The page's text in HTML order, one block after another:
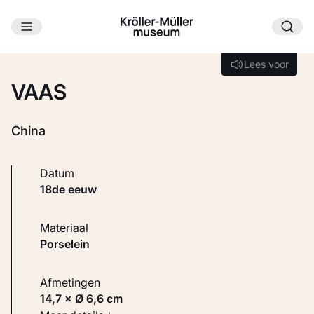
Ga naar hoofdinhoud
Lees voor
Lees voor
VAAS
China
Datum
18de eeuw
Materiaal
Porselein
Afmetingen
14,7 × Ø 6,6 cm